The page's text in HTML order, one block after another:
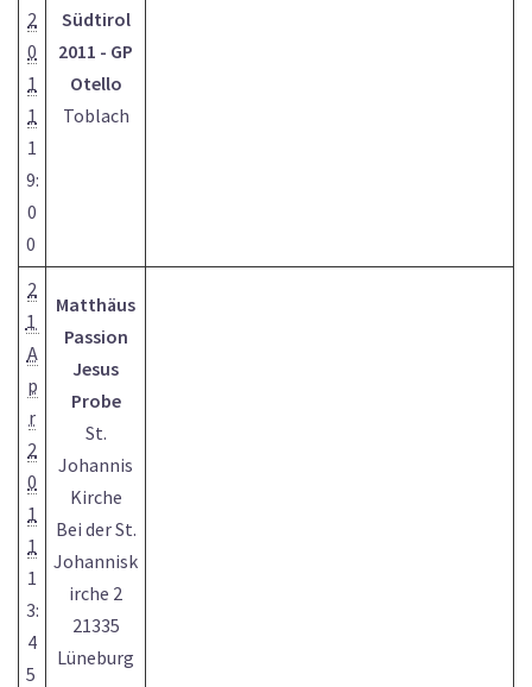
2
0
1
1
1
9:
0
0
Südtirol
2011 - GP
Otello
Toblach
2
1
A
p
r
2
0
1
1
1
3:
4
5
Matthäus
Passion
Jesus
Probe
St.
Johannis
Kirche
Bei der St.
Johannisk
irche 2
21335
Lüneburg